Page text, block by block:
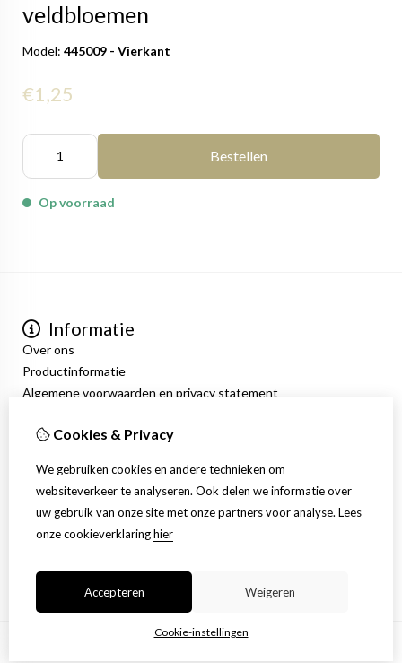
veldbloemen
Model: 445009 - Vierkant
€1,25
Bestellen
Op voorraad
Informatie
Over ons
Productinformatie
Algemene voorwaarden en privacy statement
Inloggen
Verlanglijst
Nieuwsbrief
Klantenservice
Contact
Cookies & Privacy
We gebruiken cookies en andere technieken om
websiteverkeer te analyseren. Ook delen we informatie over
uw gebruik van onze site met onze partners voor analyse. Lees
onze cookieverklaringhier
Accepteren Weigeren
Cookie-instellingen